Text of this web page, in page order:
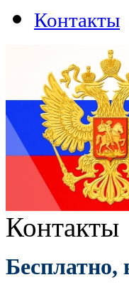
Контакты
Контакты
Бесплатно,